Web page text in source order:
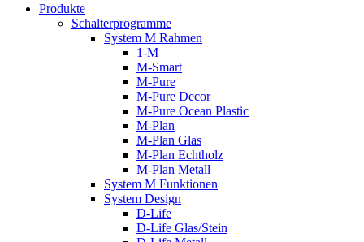
Produkte
Schalterprogramme
System M Rahmen
1-M
M-Smart
M-Pure
M-Pure Decor
M-Pure Ocean Plastic
M-Plan
M-Plan Glas
M-Plan Echtholz
M-Plan Metall
System M Funktionen
System Design
D-Life
D-Life Glas/Stein